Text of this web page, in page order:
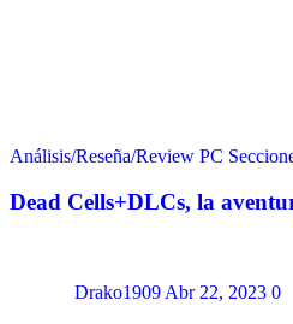
Análisis/Reseña/Review PC
Dead Cells+DLCs, la
Drako1909 Abr 22, 2023 0